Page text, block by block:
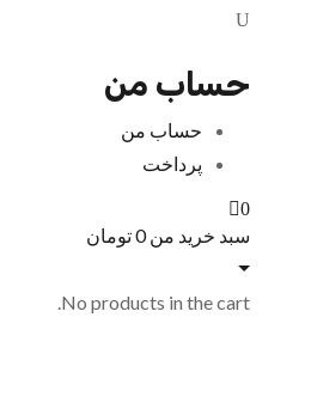
حساب من
حساب من
پرداخت
0
سبد خرید من0تومان
No products in the cart.